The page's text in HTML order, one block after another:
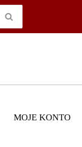
MOJE KONTO